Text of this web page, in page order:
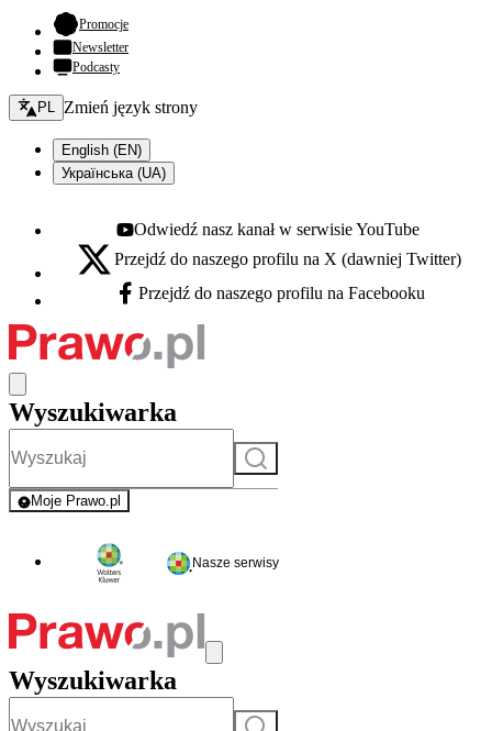
Promocje- otwiera się w nowej karcie
Newsletter
Podcasty
Zmień język - bieżący:
PL Zmień język strony
English (EN)
Українська (UA)
Youtube - otwiera się w nowej karcie
Odwiedź nasz kanał w serwisie YouTube
X - otwiera się w nowej karcie
Przejdź do naszego profilu na X (dawniej Twitter)
Facebook - otwiera się w nowej karcie
Przejdź do naszego profilu na Facebooku
Wyszukiwarka
Szukaj
Moje Prawo.pl
- rejestracja i logowanie do serwisu
Nasze serwisy
Wyszukiwarka
Szukaj